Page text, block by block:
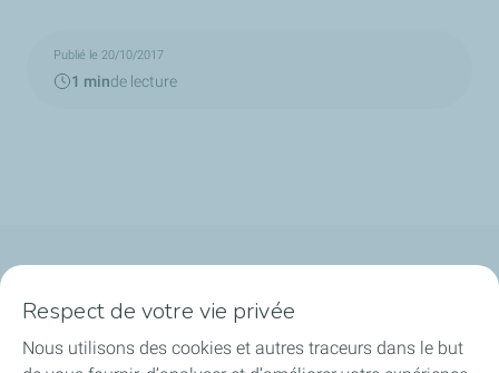
Publié le 20/10/2017
1 minde lecture
Notre ancrage territorial
Respect de votre vie privée
Nous utilisons des cookies et autres traceurs dans le but